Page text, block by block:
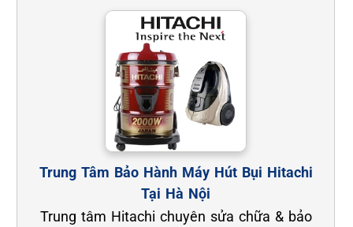
Trung Tâm Bảo Hành Máy Hút Bụi Hitachi
Tại Hà Nội
Trung tâm Hitachi chuyên sửa chữa & bảo